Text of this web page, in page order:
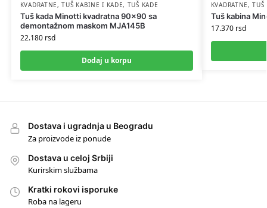
KVADRATNE,TUŠ KABINE I KADE, TUŠ KADE
Tuš kada Minotti kvadratna 90×90 sa
demontažnom maskom MJA145B
22.180 rsd
Dodaj u korpu
KVADRATNE,TUŠ
Tuš kabina
17.370 rsd
Dostava i ugradnja u Beogradu
Za proizvode iz ponude
Dostava u celoj Srbiji
Kurirskim službama
Kratki rokovi isporuke
Roba na lageru